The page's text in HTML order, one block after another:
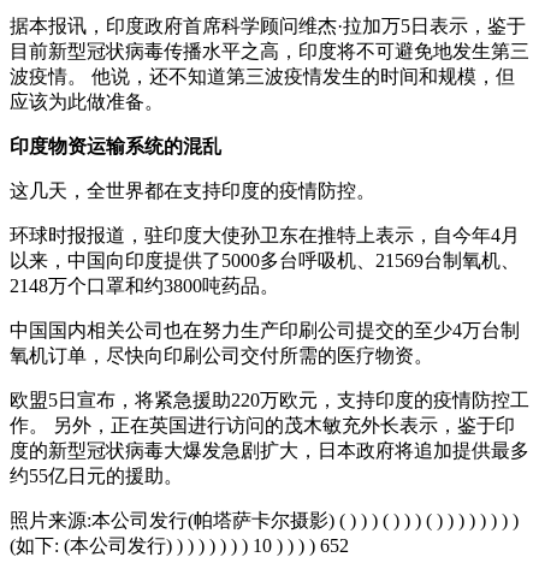
据本报讯，印度政府首席科学顾问维杰·拉加万5日表示，鉴于
目前新型冠状病毒传播水平之高，印度将不可避免地发生第三
波疫情。 他说，还不知道第三波疫情发生的时间和规模，但
应该为此做准备。
印度物资运输系统的混乱
这几天，全世界都在支持印度的疫情防控。
环球时报报道，驻印度大使孙卫东在推特上表示，自今年4月
以来，中国向印度提供了5000多台呼吸机、21569台制氧机、
2148万个口罩和约3800吨药品。
中国国内相关公司也在努力生产印刷公司提交的至少4万台制
氧机订单，尽快向印刷公司交付所需的医疗物资。
欧盟5日宣布，将紧急援助220万欧元，支持印度的疫情防控工
作。 另外，正在英国进行访问的茂木敏充外长表示，鉴于印
度的新型冠状病毒大爆发急剧扩大，日本政府将追加提供最多
约55亿日元的援助。
照片来源:本公司发行(帕塔萨卡尔摄影) ( ) ) ) ( ) ) ) ( ) ) ) ) ) ) ) )
(如下: (本公司发行) ) ) ) ) ) ) ) 10 ) ) ) ) 652